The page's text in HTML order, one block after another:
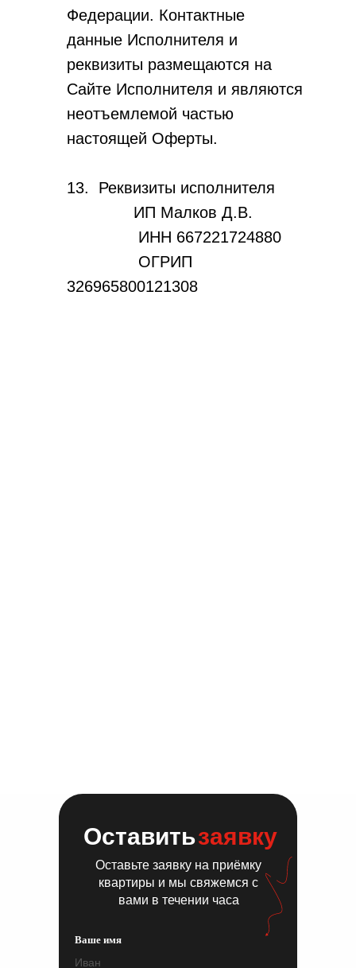
Федерации. Контактные
данные Исполнителя и
реквизиты размещаются на
Сайте Исполнителя и являются
неотъемлемой частью
настоящей Оферты.
13. Реквизиты исполнителя
ИП Малков Д.В.
ИНН 667221724880
ОГРИП
326965800121308
Оставитьзаявку
Оставьте заявку на приёмку
квартиры и мы свяжемся с
вами в течении часа
Ваше имя